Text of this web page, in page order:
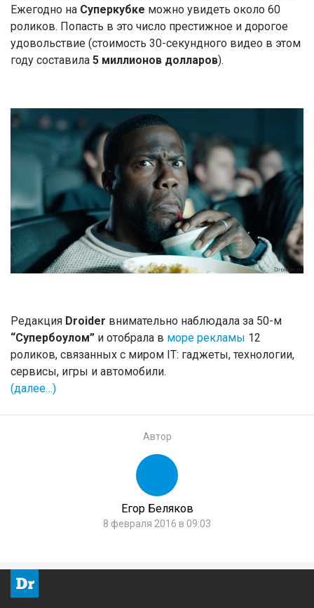
Ежегодно на Суперкубке можно увидеть около 60
роликов. Попасть в это число престижное и дорогое
удовольствие (стоимость 30-секундного видео в этом
году составила 5 миллионов долларов).
Редакция Droider внимательно наблюдала за 50-м
“Супербоулом” и отобрала в море рекламы 12
роликов, связанных с миром IT: гаджеты, технологии,
сервисы, игры и автомобили.
(далее…)
Автор
Егор Беляков
8 февраля 2016 в 09:03